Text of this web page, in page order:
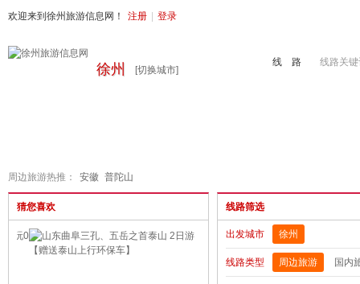
欢迎来到徐州旅游信息网！ 注册 登录
徐州 [切换城市]
线路关
线 路
周边旅游热推： 安徽 普陀山
猜您喜欢 线路筛选
出发城市 徐州
线路类型 周边旅游 国内